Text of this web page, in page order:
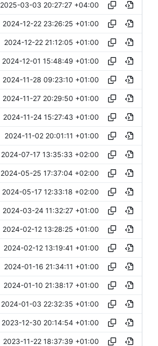
2025-03-03 20:27:27 +04:00
2024-12-22 23:26:25 +01:00
2024-12-22 21:12:05 +01:00
2024-12-01 15:48:49 +01:00
2024-11-28 09:23:10 +01:00
2024-11-27 20:29:50 +01:00
2024-11-24 15:27:43 +01:00
2024-11-02 20:01:11 +01:00
2024-07-17 13:35:33 +02:00
2024-05-25 17:37:04 +02:00
2024-05-17 12:33:18 +02:00
2024-03-24 11:32:27 +01:00
2024-02-12 13:28:25 +01:00
2024-02-12 13:19:41 +01:00
2024-01-16 21:34:11 +01:00
2024-01-10 21:38:17 +01:00
2024-01-03 22:32:35 +01:00
2023-12-30 20:14:54 +01:00
2023-11-22 18:37:39 +01:00